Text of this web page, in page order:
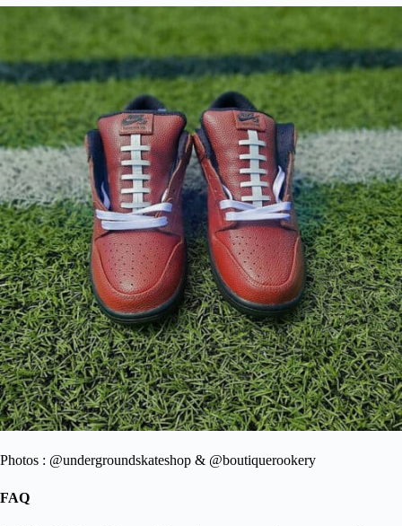
Photos : @undergroundskateshop & @boutiquerookery
FAQ